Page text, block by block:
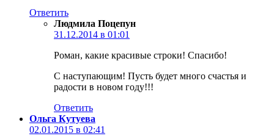
Ответить
Людмила Поцепун
31.12.2014 в 01:01
Роман, какие красивые строки! Спасибо!
С наступающим! Пусть будет много счастья и
радости в новом году!!!
Ответить
Ольга Кутуева
02.01.2015 в 02:41